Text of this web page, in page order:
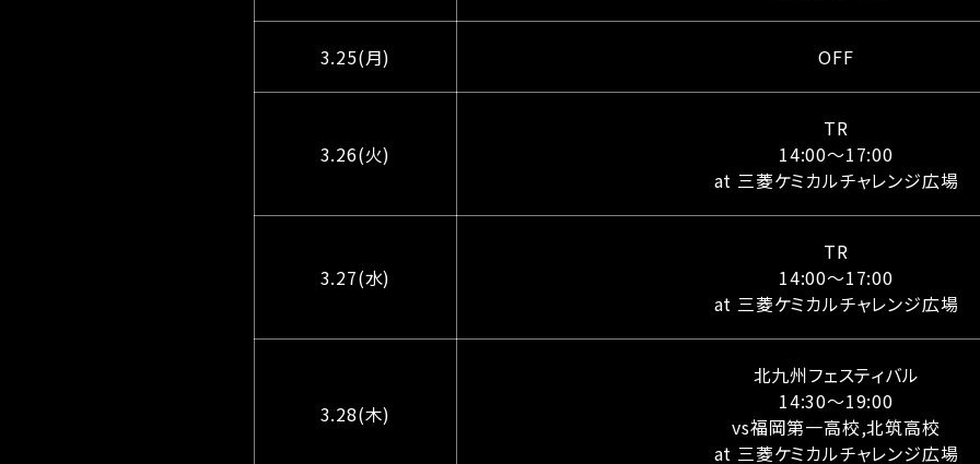
3.25(月) OFF
3.26(火)
TR
14:00〜17:00
at 三菱ケミカルチャレンジ広場
3.27(水)
TR
14:00〜17:00
at 三菱ケミカルチャレンジ広場
3.28(木)
北九州フェスティバル
14:30〜19:00
vs福岡第一高校,北筑高校
at 三菱ケミカルチャレンジ広場